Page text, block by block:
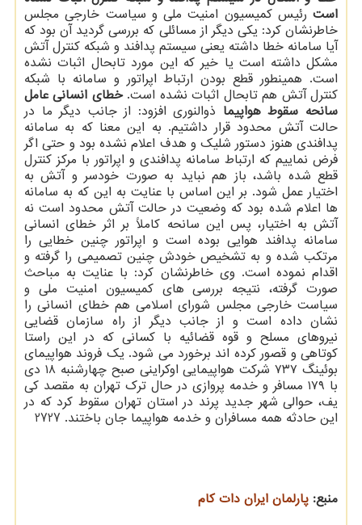
است رئیس كمیسیون امنیت ملی و سیاست خارجی مجلس
خاطرنشان كرد: یكی دیگر از مسائلی كه بررسی گردید آن بود كه
آیا سامانه خطا داشته یعنی سیستم پدافند و شبكه كنترل آتش
مشكل داشته است یا خیر كه این مورد تابحال اثبات نشده
است. همینطور قطع بودن ارتباط اپراتور و سامانه با شبكه
كنترل آتش هم تابحال اثبات نشده است.خطای انسانی عامل
سانحه سقوط هواپیما ذوالنوری افزود: از جانب دیگر ما در
حالت آتش محدود قرار داشتیم. به این معنا كه به سامانه
پدافندی هنوز دستور شلیك و هدف اعلام نشده بود و حتی اگر
فرض نماییم كه ارتباط سامانه پدافندی و اپراتور با مركز كنترل
قطع شده باشد، باز هم نباید به صورت خودسر و آتش به
اختیار عمل شود. بر این اساس با عنایت به این كه به سامانه
ها اعلام شده بود كه وضعیت در حالت آتش محدود است نه
آتش به اختیار، پس این سانحه كاملاً بر اثر خطای انسانی
سامانه پدافند هوایی بوده است و اپراتور چنین خطایی را
مرتكب شده و به تشخیص خودش چنین تصمیمی را گرفته و
اقدام نموده است. وی خاطرنشان كرد: با عنایت به مباحث
صورت گرفته، نتیجه بررسی های كمیسیون امنیت ملی و
سیاست خارجی مجلس شورای اسلامی هم خطای انسانی را
نشان داده است و از جانب دیگر از راه سازمان قضایی
نیروهای مسلح و قوه قضائیه با كسانی كه در این راستا
كوتاهی و قصور كرده اند برخورد می شود. یك فروند هواپیمای
بوئینگ ۷۳۷ شركت هواپیمایی اوكراینی صبح چهارشنبه ۱۸ دی
با ۱۷۹ مسافر و خدمه پروازی در حال ترك تهران به مقصد كی
یف، حوالی شهر جدید پرند در استان تهران سقوط كرد كه در
این حادثه همه مسافران و خدمه هواپیما جان باختند. 2727
منبع: پارلمان ایران دات كام